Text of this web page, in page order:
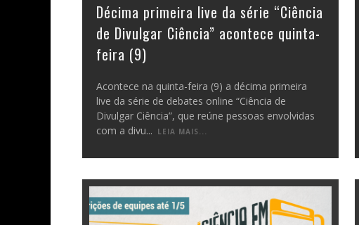
Décima primeira live da série “Ciência
de Divulgar Ciência” acontece quinta-
feira (9)
Acontece na quinta-feira (9) a décima primeira
live da série de debates online “Ciência de
Divulgar Ciência”, que reúne pessoas envolvidas
com a divu... LEIA MAIS...